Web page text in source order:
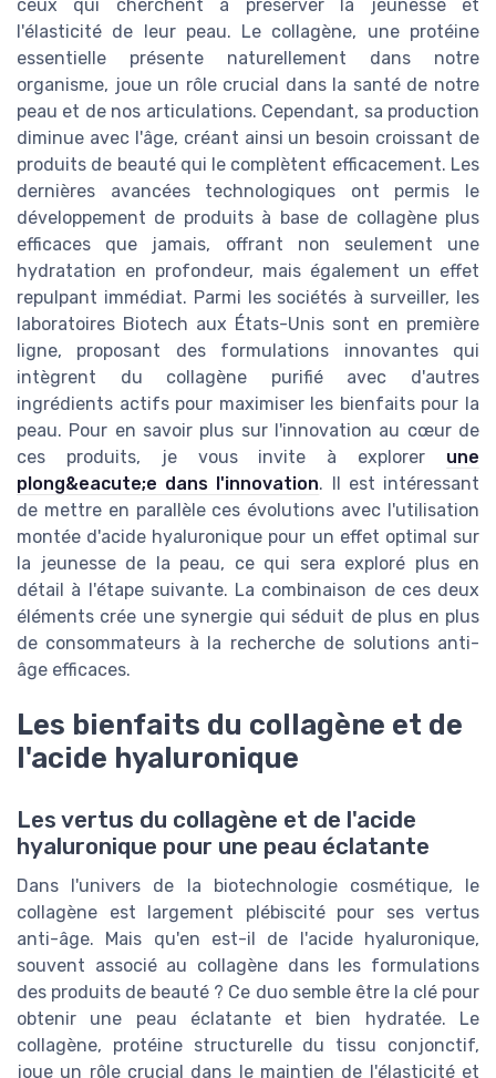
ceux qui cherchent à préserver la jeunesse et
l'élasticité de leur peau. Le collagène, une protéine
essentielle présente naturellement dans notre
organisme, joue un rôle crucial dans la santé de notre
peau et de nos articulations. Cependant, sa production
diminue avec l'âge, créant ainsi un besoin croissant de
produits de beauté qui le complètent efficacement. Les
dernières avancées technologiques ont permis le
développement de produits à base de collagène plus
efficaces que jamais, offrant non seulement une
hydratation en profondeur, mais également un effet
repulpant immédiat. Parmi les sociétés à surveiller, les
laboratoires Biotech aux États-Unis sont en première
ligne, proposant des formulations innovantes qui
intègrent du collagène purifié avec d'autres
ingrédients actifs pour maximiser les bienfaits pour la
peau. Pour en savoir plus sur l'innovation au cœur de
ces produits, je vous invite à explorer une
plong&eacute;e dans l'innovation. Il est intéressant
de mettre en parallèle ces évolutions avec l'utilisation
montée d'acide hyaluronique pour un effet optimal sur
la jeunesse de la peau, ce qui sera exploré plus en
détail à l'étape suivante. La combinaison de ces deux
éléments crée une synergie qui séduit de plus en plus
de consommateurs à la recherche de solutions anti-
âge efficaces.
Les bienfaits du collagène et de
l'acide hyaluronique
Les vertus du collagène et de l'acide
hyaluronique pour une peau éclatante
Dans l'univers de la biotechnologie cosmétique, le
collagène est largement plébiscité pour ses vertus
anti-âge. Mais qu'en est-il de l'acide hyaluronique,
souvent associé au collagène dans les formulations
des produits de beauté ? Ce duo semble être la clé pour
obtenir une peau éclatante et bien hydratée. Le
collagène, protéine structurelle du tissu conjonctif,
joue un rôle crucial dans le maintien de l'élasticité et